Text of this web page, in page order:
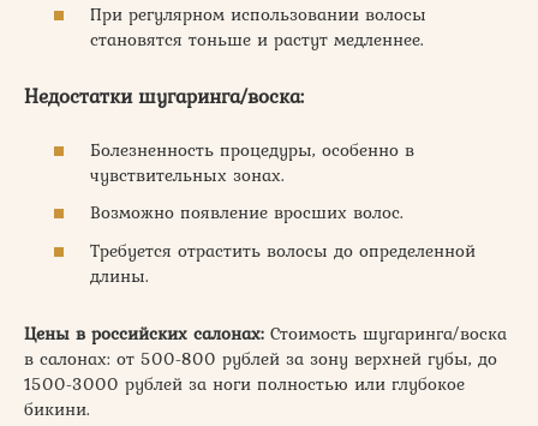
При регулярном использовании волосы
становятся тоньше и растут медленнее.
Недостатки шугаринга/воска:
Болезненность процедуры, особенно в
чувствительных зонах.
Возможно появление вросших волос.
Требуется отрастить волосы до определенной
длины.
Цены в российских салонах: Стоимость шугаринга/воска
в салонах: от 500-800 рублей за зону верхней губы, до
1500-3000 рублей за ноги полностью или глубокое
бикини.